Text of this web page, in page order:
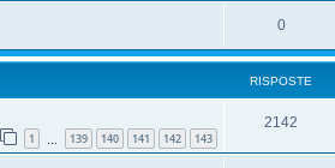
0
RISPOSTE
1 139 140 141 142 143
2142